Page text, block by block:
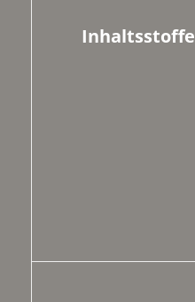
Inhaltsstoffe